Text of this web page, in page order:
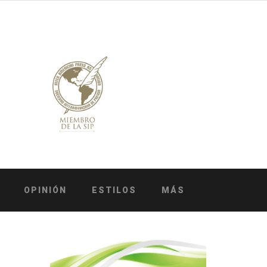
OPINIÓN ESTILOS MÁS